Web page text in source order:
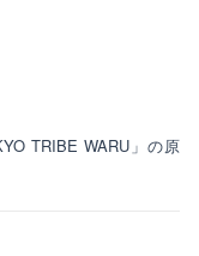
TRIBE WARU」の原